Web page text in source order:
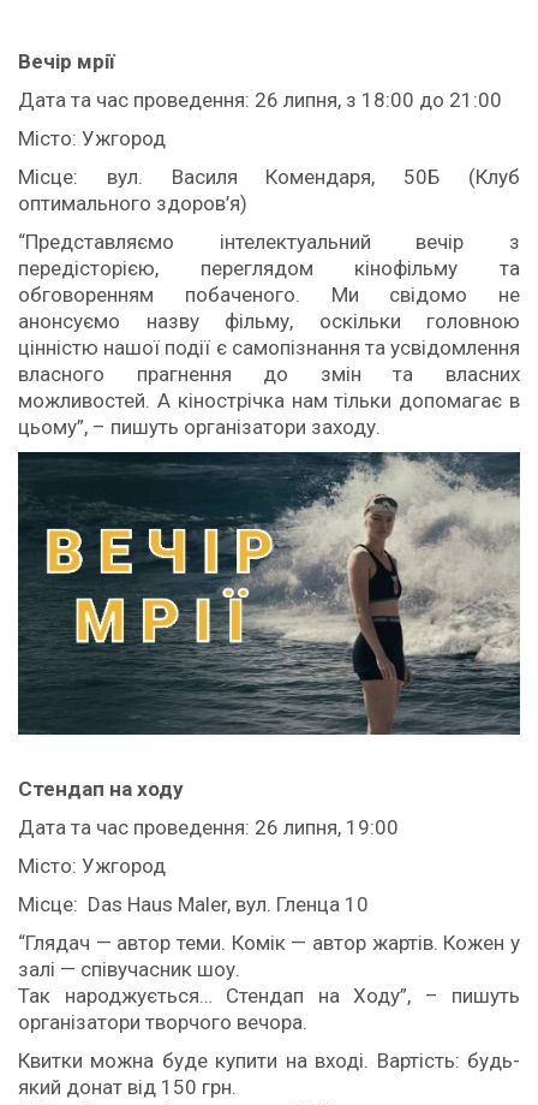
Вечір мрії
Дата та час проведення: 26 липня, з 18:00 до 21:00
Місто: Ужгород
Місце: вул. Василя Комендаря, 50Б (Клуб
оптимального здоров’я)
“Представляємо інтелектуальний вечір з
передісторією, переглядом кінофільму та
обговоренням побаченого. Ми свідомо не
анонсуємо назву фільму, оскільки головною
цінністю нашої події є самопізнання та усвідомлення
власного прагнення до змін та власних
можливостей. А кінострічка нам тільки допомагає в
цьому”, – пишуть організатори заходу.
Стендап на ходу
Дата та час проведення: 26 липня, 19:00
Місто: Ужгород
Місце: Das Haus Maler, вул. Гленца 10
“Глядач — автор теми. Комік — автор жартів. Кожен у
залі — співучасник шоу.
Так народжується… Стендап на Ходу”, – пишуть
організатори творчого вечора.
Квитки можна буде купити на вході. Вартість: будь-
який донат від 150 грн.